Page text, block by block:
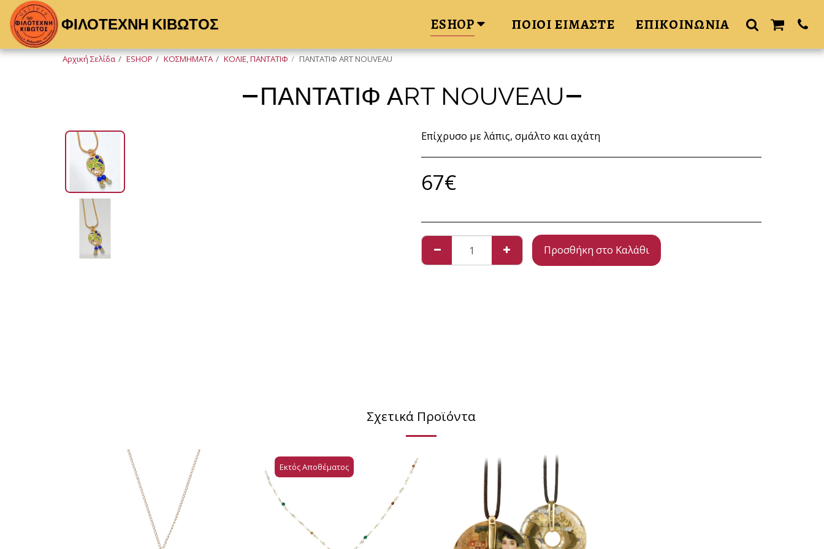
ΦΙΛΟΤΕΧΝΗ ΚΙΒΩΤΟΣ ESHOP ΠΟΙΟΙ ΕΙΜΑΣΤΕ ΕΠΙΚΟΙΝΩΝΙΑ
Αρχική Σελίδα ESHOP ΚΟΣΜΗΜΑΤΑ ΚΟΛΙΕ, ΠΑΝΤΑΤΙΦ ΠΑΝΤΑΤΙΦ ΑRT NOUVEAU
ΠΑΝΤΑΤΙΦ ΑRT NOUVEAU
Επίχρυσο με λάπις, σμάλτο και αχάτη
67€
Προσθήκη στο Καλάθι
Σχετικά Προϊόντα
Εκτός Αποθέματος